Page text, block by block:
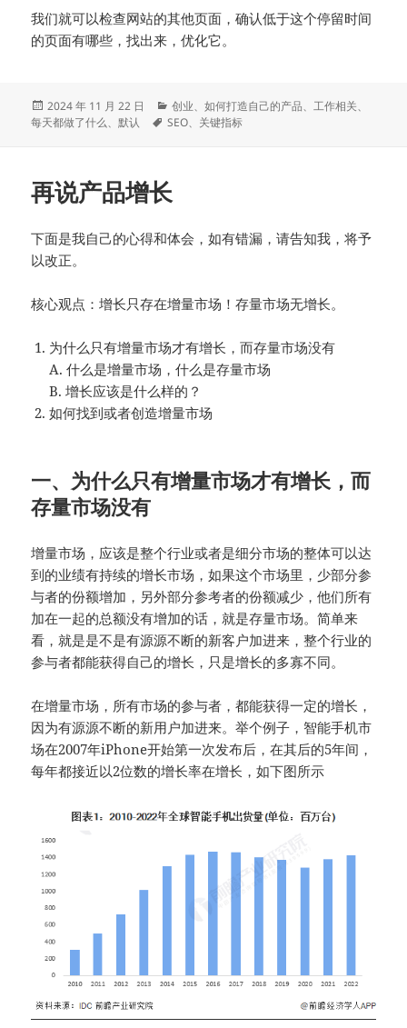
我们就可以检查网站的其他页面，确认低于这个停留时间
的页面有哪些，找出来，优化它。
发
布
2024 年 11 月 22 日
分
类
创业、如何打造自己的产品、工作相关、
每天都做了什么、默认
标
SEO、 关键指标
再说产品增长
下面是我自己的心得和体会，如有错漏，请告知我，将予
以改正。
核心观点：增长只存在增量市场！存量市场无增长。
为什么只有增量市场才有增长，而存量市场没有
A. 什么是增量市场，什么是存量市场
B. 增长应该是什么样的？
如何找到或者创造增量市场
一、为什么只有增量市场才有增长，而
存量市场没有
增量市场，应该是整个行业或者是细分市场的整体可以达
到的业绩有持续的增长市场，如果这个市场里，少部分参
与者的份额增加，另外部分参考者的份额减少，他们所有
加在一起的总额没有增加的话，就是存量市场。简单来
看，就是是不是有源源不断的新客户加进来，整个行业的
参与者都能获得自己的增长，只是增长的多寡不同。
在增量市场，所有市场的参与者，都能获得一定的增长，
因为有源源不断的新用户加进来。举个例子，智能手机市
场在2007年iPhone开始第一次发布后，在其后的5年间，
每年都接近以2位数的增长率在增长，如下图所示